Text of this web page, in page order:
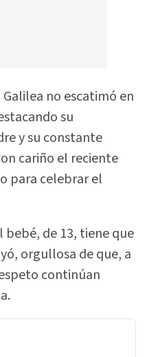
no escatimó en
su
y su constante
cariño el reciente
para celebrar el
bebé, de 13, tiene que
orgullosa de que, a
continúan